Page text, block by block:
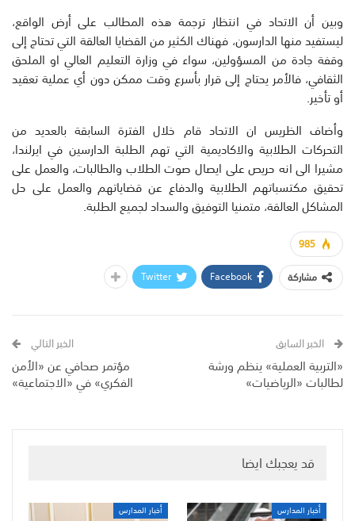
وبين أن الاتحاد في انتظار ترجمة هذه المطالب على أرض الواقع،
ليستفيد منها الدارسون، فهناك الكثير من القضايا العالقة التي تحتاج إلى
وقفة جادة من المسؤولين، سواء في وزارة التعليم العالي او الملحق
الثقافي، فالأمر يحتاج إلى قرار بأسرع وقت ممكن دون أي عملية تعقيد
أو تأخير.
وأضاف الظريس ان الاتحاد قام خلال الفترة السابقة بالعديد من
التحركات الطلابية والاكاديمية التي تهم الطلبة الدارسين في ايرلندا،
مشيرا الى انه حريص على ايصال صوت الطلاب والطالبات، والعمل على
تحقيق مكتسباتهم الطلابية والدفاع عن قضاياتهم والعمل على حل
المشاكل العالقة، متمنيا التوفيق والسداد لجميع الطلبة.
985
مشاركة
Facebook
Twitter
الخبر السابق
«التربية العملية» ينظم ورشة
لطالبات «الرياضيات»
الخبر التالي
مؤتمر صحافي عن «الأمن
الفكري» في «الاجتماعية»
قد يعجبك ايضا
أخبار المدارس أخبار المدارس